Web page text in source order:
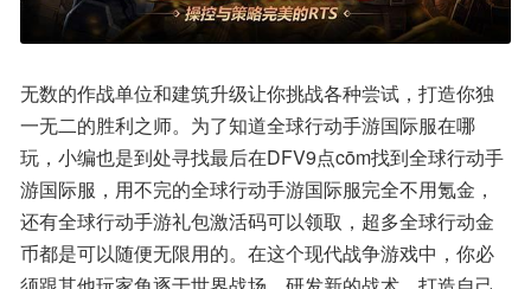
无数的作战单位和建筑升级让你挑战各种尝试，打造你独
一无二的胜利之师。为了知道全球行动手游国际服在哪
玩，小编也是到处寻找最后在DFV9点cōm找到全球行动手
游国际服，用不完的全球行动手游国际服完全不用氪金，
还有全球行动手游礼包激活码可以领取，超多全球行动金
币都是可以随便无限用的。在这个现代战争游戏中，你必